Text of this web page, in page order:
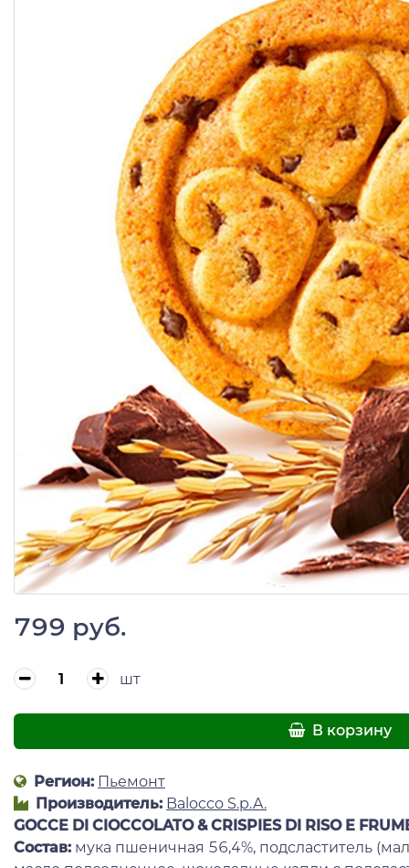
799 руб.
шт
В корзину
Регион: Пьемонт
Производитель: Balocco S.p.A.
GOCCE DI CIOCCOLATO & CRISPIES DI RISO E
Состав: мука пшеничная 56,4%, подсластитель